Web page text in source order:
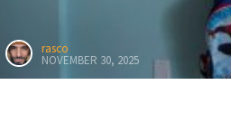
rasco
NOVEMBER 30, 2025